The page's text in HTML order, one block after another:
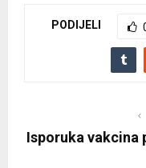
PODIJELI
Isporuka vakcina